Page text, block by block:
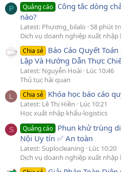
P Quảng cáo Công tắc dòng
nào?
Latest: Phương_bilalo
58 phút
Dịch vụ doanh nghiệp xuất nhập
Chia sẻ Báo Cáo Quyết
Lập Và Hướng Dẫn Thực
Latest: Nguyễn Hoài Lúc 10:46
Thủ tục hải quan
L Chia sẻ Khóa học báo cáo
Latest: Lê Thị Hiền
Lúc 10:21
Học xuất nhập khẩu-logistics
S Quảng cáo Phun khử trùng
Nội Uy tín ✅ An toàn
Latest: Suplocleaning
Lúc 10:20
Dịch vụ doanh nghiệp xuất nhập